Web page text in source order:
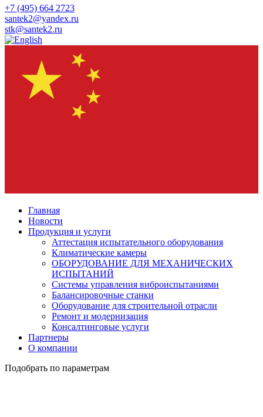
+7 (495) 664 2723
santek2@yandex.ru
stk@santek2.ru
Главная
Новости
Продукция и услуги
Аттестация испытательного оборудования
Климатические камеры
ОБОРУДОВАНИЕ ДЛЯ МЕХАНИЧЕСКИХ
ИСПЫТАНИЙ
Системы управления виброиспытаниями
Балансировочные станки
Оборудование для строительной отрасли
Ремонт и модернизация
Консалтинговые услуги
Партнеры
О компании
Подобрать по параметрам